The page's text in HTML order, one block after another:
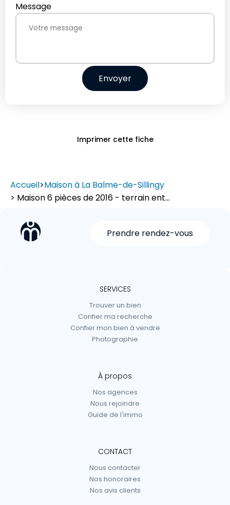
Message
Envoyer
Imprimer cette fiche
Accueil>Maison à La Balme-de-Sillingy
> Maison 6 pièces de 2016 - terrain ent...
Prendre rendez-vous
SERVICES
Trouver un bien
Confier ma recherche
Confier mon bien à vendre
Photographie
À propos
Nos agences
Nous rejoindre
Guide de l'immo
CONTACT
Nous contacter
Nos honoraires
Nos avis clients